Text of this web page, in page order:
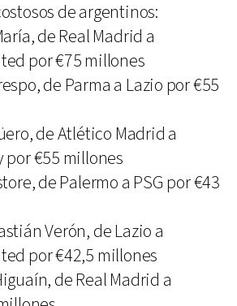
de argentinos:
de Real Madrid a
por €75 millones
de Parma a Lazio por €55
de Atlético Madrid a
por €55 millones
de Palermo a PSG por €43
Verón, de Lazio a
por €42,5 millones
de Real Madrid a